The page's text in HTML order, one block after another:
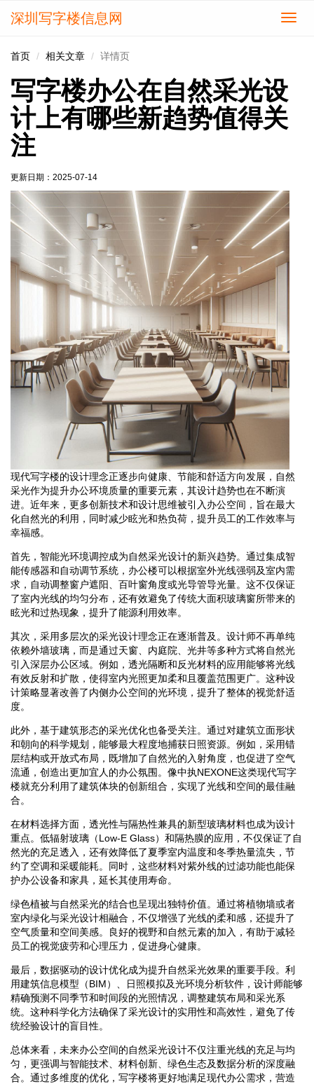
切
深圳写字楼信息网
首页 相关文章 详情页
写字楼办公在自然采光设
计上有哪些新趋势值得关
注
更新日期： 2025-07-14
现代写字楼的设计理念正逐步向健康、节能和舒适方向发展，自然
采光作为提升办公环境质量的重要元素，其设计趋势也在不断演
进。近年来，更多创新技术和设计思维被引入办公空间，旨在最大
化自然光的利用，同时减少眩光和热负荷，提升员工的工作效率与
幸福感。
首先，智能光环境调控成为自然采光设计的新兴趋势。通过集成智
能传感器和自动调节系统，办公楼可以根据室外光线强弱及室内需
求，自动调整窗户遮阳、百叶窗角度或光导管导光量。这不仅保证
了室内光线的均匀分布，还有效避免了传统大面积玻璃窗所带来的
眩光和过热现象，提升了能源利用效率。
其次，采用多层次的采光设计理念正在逐渐普及。设计师不再单纯
依赖外墙玻璃，而是通过天窗、内庭院、光井等多种方式将自然光
引入深层办公区域。例如，透光隔断和反光材料的应用能够将光线
有效反射和扩散，使得室内光照更加柔和且覆盖范围更广。这种设
计策略显著改善了内侧办公空间的光环境，提升了整体的视觉舒适
度。
此外，基于建筑形态的采光优化也备受关注。通过对建筑立面形状
和朝向的科学规划，能够最大程度地捕获日照资源。例如，采用错
层结构或开放式布局，既增加了自然光的入射角度，也促进了空气
流通，创造出更加宜人的办公氛围。像中执NEXONE这类现代写字
楼就充分利用了建筑体块的创新组合，实现了光线和空间的最佳融
合。
在材料选择方面，透光性与隔热性兼具的新型玻璃材料也成为设计
重点。低辐射玻璃（Low-E Glass）和隔热膜的应用，不仅保证了自
然光的充足透入，还有效降低了夏季室内温度和冬季热量流失，节
约了空调和采暖能耗。同时，这些材料对紫外线的过滤功能也能保
护办公设备和家具，延长其使用寿命。
绿色植被与自然采光的结合也呈现出独特价值。通过将植物墙或者
室内绿化与采光设计相融合，不仅增强了光线的柔和感，还提升了
空气质量和空间美感。良好的视野和自然元素的加入，有助于减轻
员工的视觉疲劳和心理压力，促进身心健康。
最后，数据驱动的设计优化成为提升自然采光效果的重要手段。利
用建筑信息模型（BIM）、日照模拟及光环境分析软件，设计师能够
精确预测不同季节和时间段的光照情况，调整建筑布局和采光系
统。这种科学化方法确保了采光设计的实用性和高效性，避免了传
统经验设计的盲目性。
总体来看，未来办公空间的自然采光设计不仅注重光线的充足与均
匀，更强调与智能技术、材料创新、绿色生态及数据分析的深度融
合。通过多维度的优化，写字楼将更好地满足现代办公需求，营造